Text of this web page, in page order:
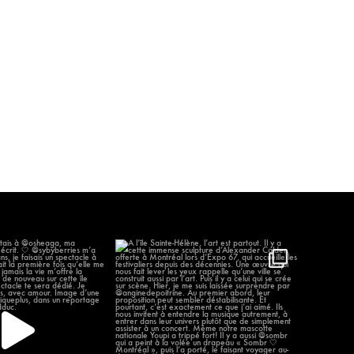
à @osheaga, ma
...
12
À l’île Sainte-Hélène, l’art est partout.
...
303 12